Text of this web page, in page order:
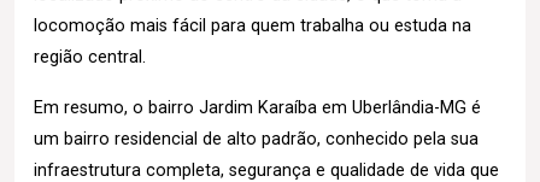
locomoção mais fácil para quem trabalha ou estuda na
região central.
Em resumo, o bairro Jardim Karaíba em Uberlândia-MG é
um bairro residencial de alto padrão, conhecido pela sua
infraestrutura completa, segurança e qualidade de vida que